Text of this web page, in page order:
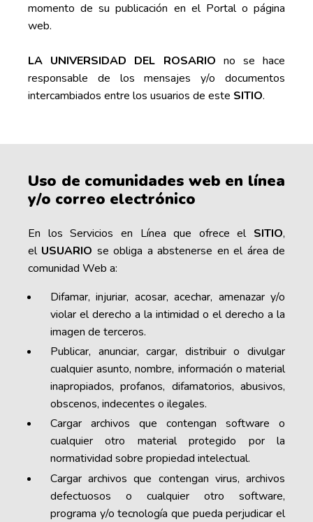
momento de su publicación en el Portal o página
web.
LA UNIVERSIDAD DEL ROSARIO no se hace
responsable de los mensajes y/o documentos
intercambiados entre los usuarios de este SITIO.
Uso de comunidades web en línea
y/o correo electrónico
En los Servicios en Línea que ofrece el SITIO,
el USUARIO se obliga a abstenerse en el área de
comunidad Web a:
Difamar, injuriar, acosar, acechar, amenazar y/o
violar el derecho a la intimidad o el derecho a la
imagen de terceros.
Publicar, anunciar, cargar, distribuir o divulgar
cualquier asunto, nombre, información o material
inapropiados, profanos, difamatorios, abusivos,
obscenos, indecentes o ilegales.
Cargar archivos que contengan software o
cualquier otro material protegido por la
normatividad sobre propiedad intelectual.
Cargar archivos que contengan virus, archivos
defectuosos o cualquier otro software,
programa y/o tecnología que pueda perjudicar el